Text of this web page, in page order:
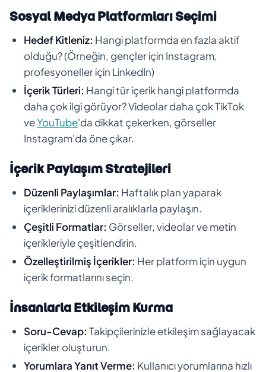
Sosyal Medya Platformları Seçimi
Hedef Kitleniz: Hangi platformda en fazla aktif
olduğu? (Örneğin, gençler için Instagram,
profesyoneller için LinkedIn)
İçerik Türleri: Hangi tür içerik hangi platformda
daha çok ilgi görüyor? Videolar daha çok TikTok
veYouTube'da dikkat çekerken, görseller
Instagram'da öne çıkar.
İçerik Paylaşım Stratejileri
Düzenli Paylaşımlar: Haftalık plan yaparak
içeriklerinizi düzenli aralıklarla paylaşın.
Çeşitli Formatlar: Görseller, videolar ve metin
içerikleriyle çeşitlendirin.
Özelleştirilmiş İçerikler: Her platform için uygun
içerik formatlarını seçin.
İnsanlarla Etkileşim Kurma
Soru-Cevap: Takipçilerinizle etkileşim sağlayacak
içerikler oluşturun.
Yorumlara Yanıt Verme: Kullanıcı yorumlarına hızlı